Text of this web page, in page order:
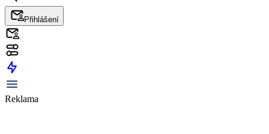
Přihlášení
Reklama